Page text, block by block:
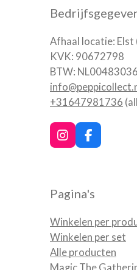
Afhaal locatie: Elst
KVK: 90672798
BTW:
+31647981736
I
n
g
a
m
F
a
o
k
Pagina's
Winkelen per
Winkelen per set
Alle producten